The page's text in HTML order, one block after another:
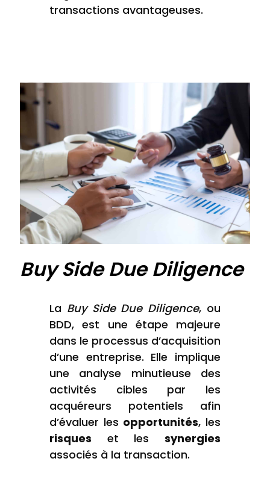
transactions avantageuses.
Buy Side Due Diligence
La Buy Side Due Diligence, ou
BDD, est une étape majeure
dans le processus d’acquisition
d’une entreprise. Elle implique
une analyse minutieuse des
activités cibles par les
acquéreurs potentiels afin
d’évaluer les opportunités, les
risques et les synergies
associés à la transaction.